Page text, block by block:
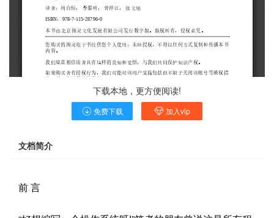
下载本地，更方便阅读!
免费下载 加入vip
文档简介
前 言